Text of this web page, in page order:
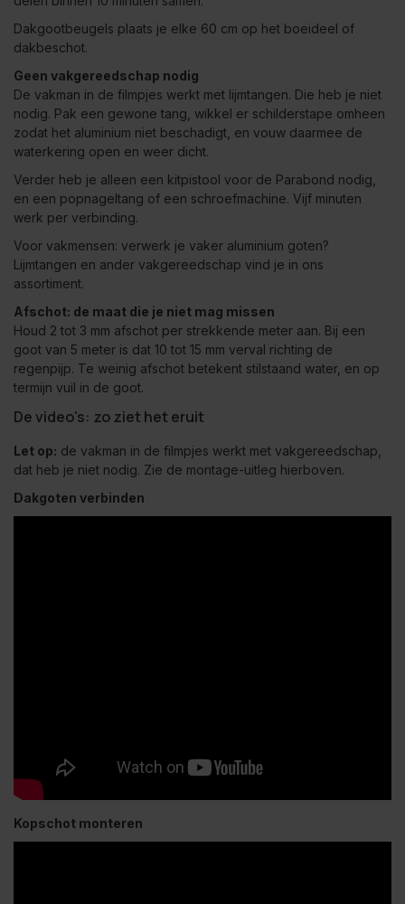
Dakgootbeugels plaats je elke 60 cm op het boeideel of
dakbeschot.
Geen vakgereedschap nodig
De vakman in de filmpjes werkt met lijmtangen. Die heb je niet
nodig. Pak een gewone tang, wikkel er schilderstape omheen
zodat het aluminium niet beschadigt, en vouw daarmee de
waterkering open en weer dicht.
Verder heb je alleen een kitpistool voor de Parabond nodig,
en een popnageltang of een schroefmachine. Vijf minuten
werk per verbinding.
Voor vakmensen: verwerk je vaker aluminium goten?
Lijmtangen en ander vakgereedschap vind je in ons
assortiment.
Afschot: de maat die je niet mag missen
Houd 2 tot 3 mm afschot per strekkende meter aan. Bij een
goot van 5 meter is dat 10 tot 15 mm verval richting de
regenpijp. Te weinig afschot betekent stilstaand water, en op
termijn vuil in de goot.
De video's: zo ziet het eruit
Let op: de vakman in de filmpjes werkt met vakgereedschap,
dat heb je niet nodig. Zie de montage-uitleg hierboven.
Dakgoten verbinden
Kopschot monteren